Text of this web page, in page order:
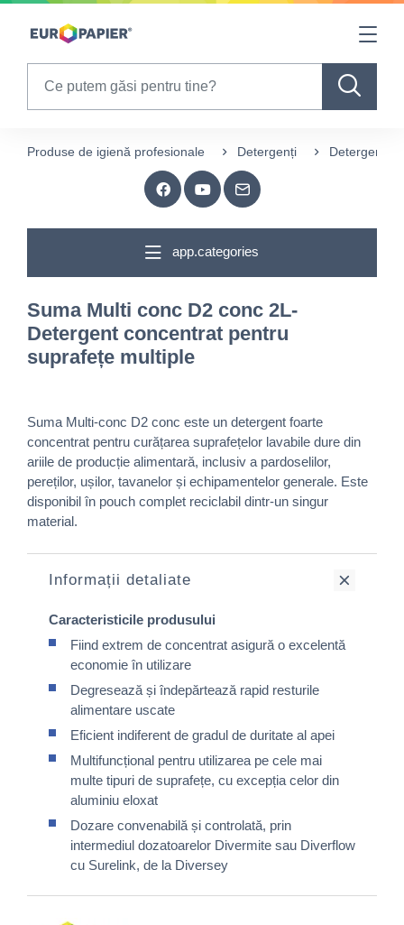
Table Of Content
Produse de igienă profesionale Detergenți Detergeneți
app.categories
Suma Multi conc D2 conc 2L-
Detergent concentrat pentru
suprafețe multiple
Suma Multi-conc D2 conc este un detergent foarte
concentrat pentru curățarea suprafețelor lavabile dure din
ariile de producție alimentară, inclusiv a pardoselilor,
pereților, ușilor, tavanelor și echipamentelor generale. Este
disponibil în pouch complet reciclabil dintr-un singur
material.
Informații detaliate
Caracteristicile produsului
Fiind extrem de concentrat asigură o excelentă
economie în utilizare
Degresează și îndepărtează rapid resturile
alimentare uscate
Eficient indiferent de gradul de duritate al apei
Multifuncțional pentru utilizarea pe cele mai
multe tipuri de suprafețe, cu excepția celor din
aluminiu eloxat
Dozare convenabilă și controlată, prin
intermediul dozatoarelor Divermite sau Diverflow
cu Surelink, de la Diversey